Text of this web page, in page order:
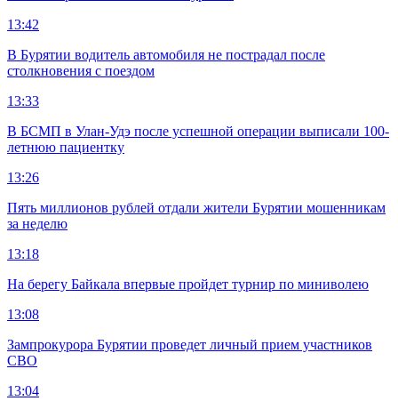
13:42
В Бурятии водитель автомобиля не пострадал после
столкновения с поездом
13:33
В БСМП в Улан-Удэ после успешной операции выписали 100-
летнюю пациентку
13:26
Пять миллионов рублей отдали жители Бурятии мошенникам
за неделю
13:18
На берегу Байкала впервые пройдет турнир по миниволею
13:08
Зампрокурора Бурятии проведет личный прием участников
СВО
13:04